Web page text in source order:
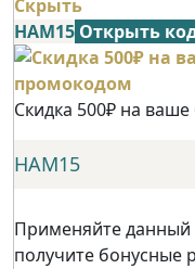
Скрыть
НАМ15 Открыть
Скидка 500₽ на
НАМ15
Применяйте данный
получите бонусные